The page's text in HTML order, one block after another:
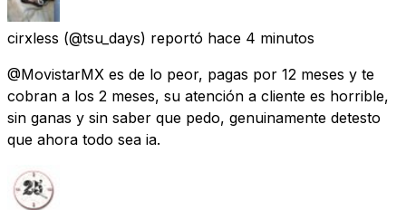
cirxless (@tsu_days) reportó hace 4 minutos
@MovistarMX es de lo peor, pagas por 12 meses y te
cobran a los 2 meses, su atención a cliente es horrible,
sin ganas y sin saber que pedo, genuinamente detesto
que ahora todo sea ia.